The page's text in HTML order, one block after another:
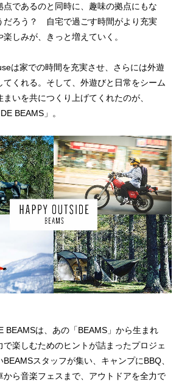
点であるのと同時に、趣味の拠点にもな
だろう？ 自宅で過ごす時間がより充実
楽しみが、きっと増えていく。
は家での時間を充実させ、さらには外遊
てくれる。そして、外遊びと日常をシーム
いを共につくり上げてくれたのが、
BEAMS」。
BEAMSは、あの「BEAMS」から生まれ
で楽しむためのヒントが詰まったプロジェ
スタッフが集い、キャンプにBBQ、
から音楽フェスまで、アウトドアを全力で